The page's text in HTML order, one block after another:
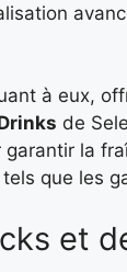
à eux,
de
la
que les
et